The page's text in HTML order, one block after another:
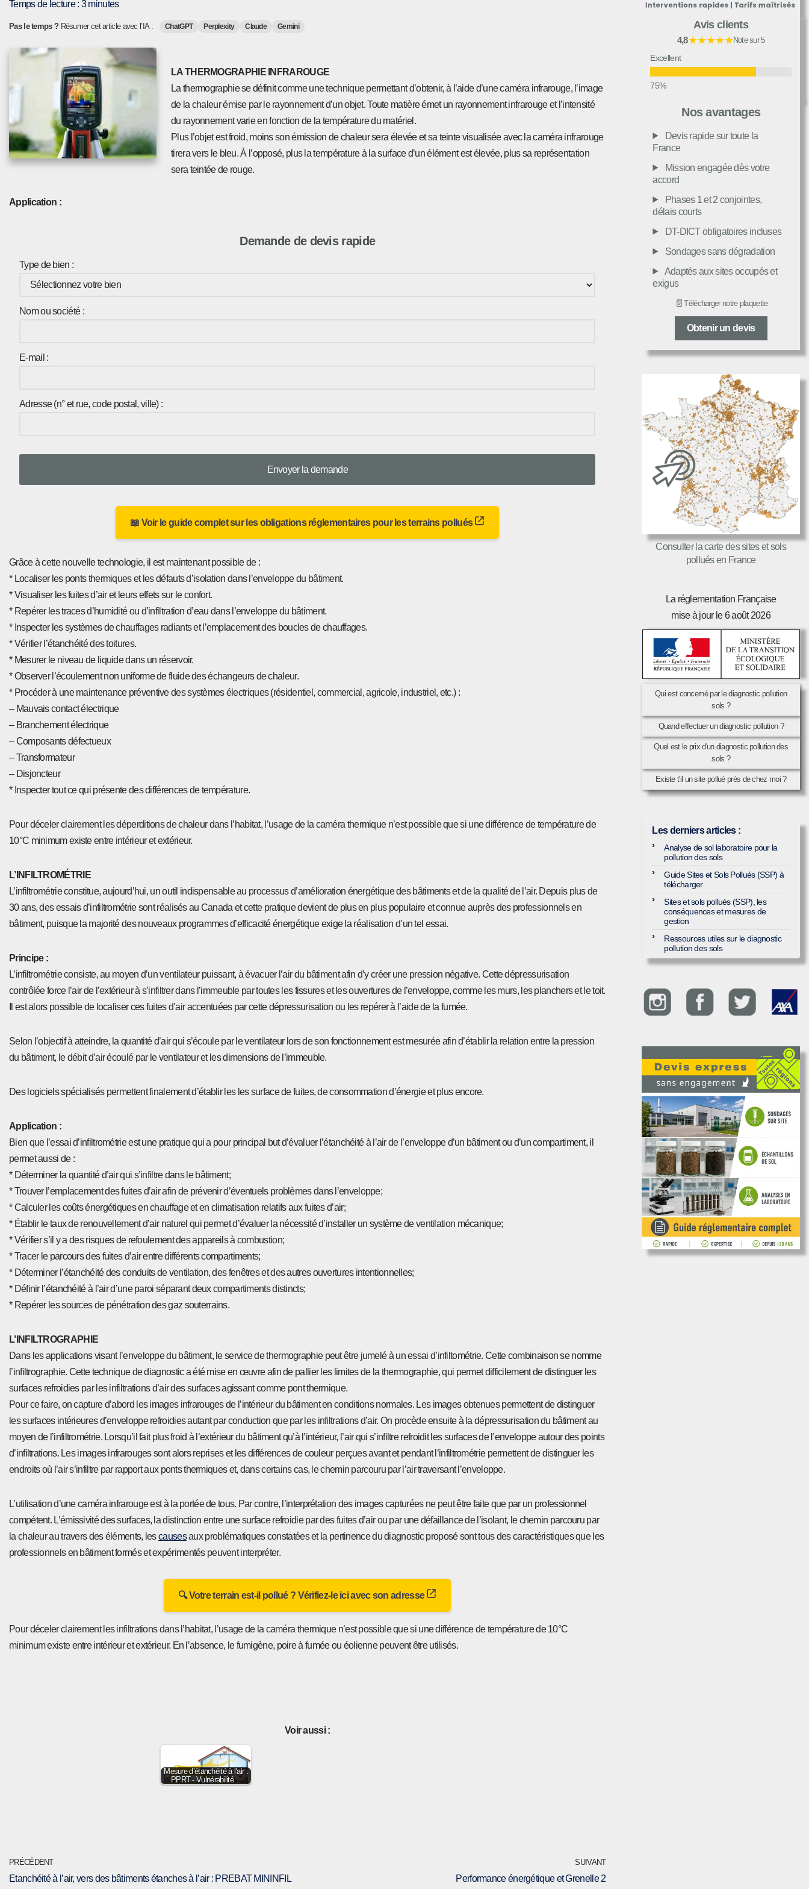
Temps de lecture : 3minutes
Pas le temps ? Résumer cet article avec l’IA : ChatGPT Perplexity Claude Gemini
LA THERMOGRAPHIE INFRAROUGE
La thermographie se définit comme une technique permettant d’obtenir, à l’aide d’une caméra infrarouge, l’image
de la chaleur émise par le rayonnement d’un objet. Toute matière émet un rayonnement infrarouge et l’intensité
du rayonnement varie en fonction de la température du matériel.
Plus l’objet est froid, moins son émission de chaleur sera élevée et sa teinte visualisée avec la caméra infrarouge
tirera vers le bleu. À l’opposé, plus la température à la surface d’un élément est élevée, plus sa représentation
sera teintée de rouge.
Application :
Demande de devis rapide
Type de bien :
Nom ou société :
E-mail :
Adresse (n° et rue, code postal, ville) :
📖 Voir le guide complet sur les obligations réglementaires pour les terrains pollués
Grâce à cette nouvelle technologie, il est maintenant possible de :
* Localiser les ponts thermiques et les défauts d’isolation dans l’enveloppe du bâtiment.
* Visualiser les fuites d’air et leurs effets sur le confort.
* Repérer les traces d’humidité ou d’infiltration d’eau dans l’enveloppe du bâtiment.
* Inspecter les systèmes de chauffages radiants et l’emplacement des boucles de chauffages.
* Vérifier l’étanchéité des toitures.
* Mesurer le niveau de liquide dans un réservoir.
* Observer l’écoulement non uniforme de fluide des échangeurs de chaleur.
* Procéder à une maintenance préventive des systèmes électriques (résidentiel, commercial, agricole, industriel, etc.) :
– Mauvais contact électrique
– Branchement électrique
– Composants défectueux
– Transformateur
– Disjoncteur
* Inspecter tout ce qui présente des différences de température.
Pour déceler clairement les déperditions de chaleur dans l’habitat, l’usage de la caméra thermique n’est possible que si une différence de température de
10°C minimum existe entre intérieur et extérieur.
L’INFILTROMÉTRIE
L’infiltrométrie constitue, aujourd’hui, un outil indispensable au processus d’amélioration énergétique des bâtiments et de la qualité de l’air. Depuis plus de
30 ans, des essais d’infiltrométrie sont réalisés au Canada et cette pratique devient de plus en plus populaire et connue auprès des professionnels en
bâtiment, puisque la majorité des nouveaux programmes d’efficacité énergétique exige la réalisation d’un tel essai.
Principe :
L’infiltrométrie consiste, au moyen d’un ventilateur puissant, à évacuer l’air du bâtiment afin d’y créer une pression négative. Cette dépressurisation
contrôlée force l’air de l’extérieur à s’infiltrer dans l’immeuble par toutes les fissures et les ouvertures de l’enveloppe, comme les murs, les planchers et le toit.
Il est alors possible de localiser ces fuites d’air accentuées par cette dépressurisation ou les repérer à l’aide de la fumée.
Selon l’objectif à atteindre, la quantité d’air qui s’écoule par le ventilateur lors de son fonctionnement est mesurée afin d’établir la relation entre la pression
du bâtiment, le débit d’air écoulé par le ventilateur et les dimensions de l’immeuble.
Des logiciels spécialisés permettent finalement d’établir les les surface de fuites, de consommation d’énergie et plus encore.
Application :
Bien que l’essai d’infiltrométrie est une pratique qui a pour principal but d’évaluer l’étanchéité à l’air de l’enveloppe d’un bâtiment ou d’un compartiment, il
permet aussi de :
* Déterminer la quantité d’air qui s’infiltre dans le bâtiment;
* Trouver l’emplacement des fuites d’air afin de prévenir d’éventuels problèmes dans l’enveloppe;
* Calculer les coûts énergétiques en chauffage et en climatisation relatifs aux fuites d’air;
* Établir le taux de renouvellement d’air naturel qui permet d’évaluer la nécessité d’installer un système de ventilation mécanique;
* Vérifier s’il y a des risques de refoulement des appareils à combustion;
* Tracer le parcours des fuites d’air entre différents compartiments;
* Déterminer l’étanchéité des conduits de ventilation, des fenêtres et des autres ouvertures intentionnelles;
* Définir l’étanchéité à l’air d’une paroi séparant deux compartiments distincts;
* Repérer les sources de pénétration des gaz souterrains.
L’INFILTROGRAPHIE
Dans les applications visant l’enveloppe du bâtiment, le service de thermographie peut être jumelé à un essai d’infiltométrie. Cette combinaison se nomme
l’infiltrographie. Cette technique de diagnostic a été mise en œuvre afin de pallier les limites de la thermographie, qui permet difficilement de distinguer les
surfaces refroidies par les infiltrations d’air des surfaces agissant comme pont thermique.
Pour ce faire, on capture d’abord les images infrarouges de l’intérieur du bâtiment en conditions normales. Les images obtenues permettent de distinguer
les surfaces intérieures d’enveloppe refroidies autant par conduction que par les infiltrations d’air. On procède ensuite à la dépressurisation du bâtiment au
moyen de l’infiltrométrie. Lorsqu’il fait plus froid à l’extérieur du bâtiment qu’à l’intérieur, l’air qui s’infiltre refroidit les surfaces de l’enveloppe autour des points
d’infiltrations. Les images infrarouges sont alors reprises et les différences de couleur perçues avant et pendant l’infiltrométrie permettent de distinguer les
endroits où l’air s’infiltre par rapport aux ponts thermiques et, dans certains cas, le chemin parcouru par l’air traversant l’enveloppe.
L’utilisation d’une caméra infrarouge est à la portée de tous. Par contre, l’interprétation des images capturées ne peut être faite que par un professionnel
compétent. L’émissivité des surfaces, la distinction entre une surface refroidie par des fuites d’air ou par une défaillance de l’isolant, le chemin parcouru par
la chaleur au travers des éléments, lescausesaux problématiques constatées et la pertinence du diagnostic proposé sont tous des caractéristiques que les
professionnels en bâtiment formés et expérimentés peuvent interpréter.
🔍 Votre terrain est-il pollué ? Vérifiez-le ici avec son adresse
Pour déceler clairement les infiltrations dans l’habitat, l’usage de la caméra thermique n’est possible que si une différence de température de 10°C
minimum existe entre intérieur et extérieur. En l’absence, le fumigène, poire à fumée ou éolienne peuvent être utilisés.
Voir aussi :
Mesure d’étanchéité à l’air :
PPRT - Vulnérabilité…
PRÉCÉDENT
Etanchéité à l’air, vers des bâtiments étanches à l’air : PREBAT MININFIL
SUIVANT
Performance énergétique et Grenelle 2
Avis clients
4,8★★★★★Note sur 5
Excellent
Moyen
Passable
Nos avantages
Devis rapide sur toute la
France
Mission engagée dès votre
accord
Phases 1 et 2 conjointes,
délais courts
DT-DICT obligatoires incluses
Sondages sans dégradation
Adaptés aux sites occupés et
exigus
📄Télécharger notre plaquette
Obtenir un devis
Consulter la carte des sites et sols
pollués en France
La réglementation Française
mise à jour le 6 août 2026
Qui est concerné par le diagnostic pollution
sols ?
Quand effectuer un diagnostic pollution ?
Quel est le prix d'un diagnostic pollution des
sols ?
Existe t'il un site pollué près de chez moi ?
Les derniers articles :
Analyse de sol laboratoire pour la
pollution des sols
Guide Sites et Sols Pollués (SSP) à
télécharger
Sites et sols pollués (SSP), les
conséquences et mesures de
gestion
Ressources utiles sur le diagnostic
pollution des sols